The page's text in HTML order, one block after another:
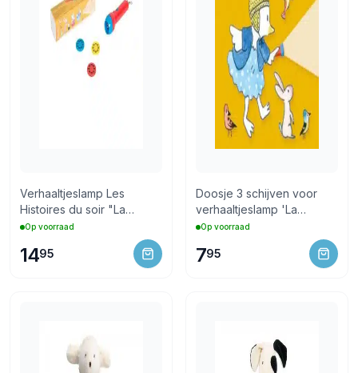
Verhaaltjeslamp Les
Histoires du soir "La
Grande Famille"
Op voorraad
1495
Doosje 3 schijven voor
verhaaltjeslamp 'La
Grande famille'
Op voorraad
795